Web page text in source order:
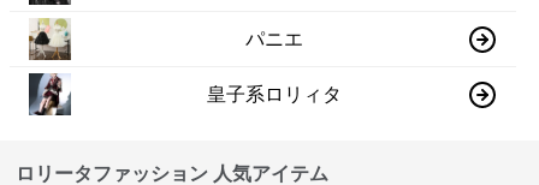
パニエ
皇子系ロリィタ
ロリータファッション 人気アイテム